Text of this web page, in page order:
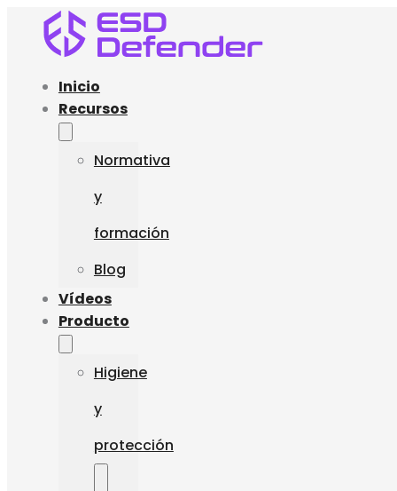
Inicio
Recursos
Normativa
y
formación
Blog
Vídeos
Producto
Higiene
y
protección